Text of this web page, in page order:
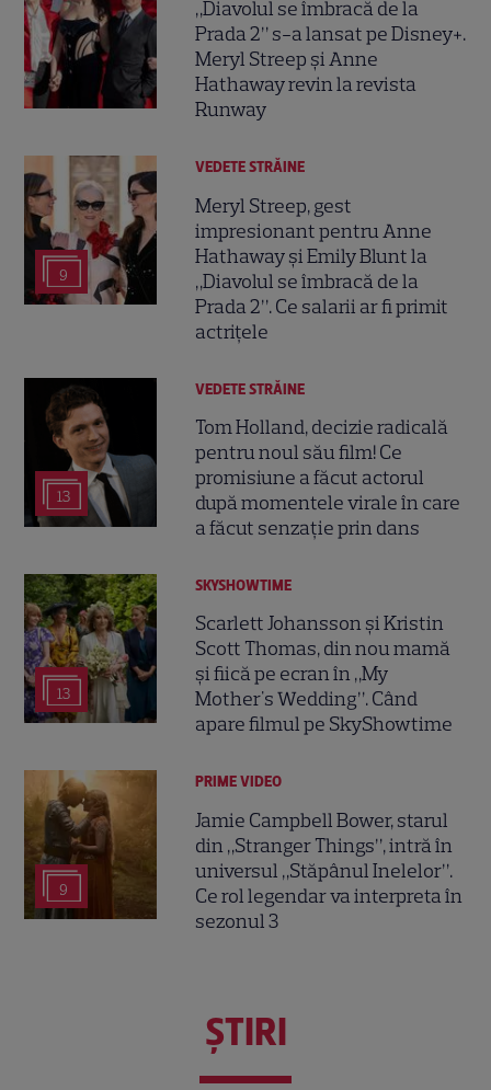
„Diavolul se îmbracă de la
Prada 2” s-a lansat pe Disney+.
Meryl Streep și Anne
Hathaway revin la revista
Runway
9
VEDETE STRĂINE
Meryl Streep, gest
impresionant pentru Anne
Hathaway și Emily Blunt la
„Diavolul se îmbracă de la
Prada 2”. Ce salarii ar fi primit
actrițele
13
VEDETE STRĂINE
Tom Holland, decizie radicală
pentru noul său film! Ce
promisiune a făcut actorul
după momentele virale în care
a făcut senzație prin dans
13
SKYSHOWTIME
Scarlett Johansson și Kristin
Scott Thomas, din nou mamă
și fiică pe ecran în „My
Mother's Wedding”. Când
apare filmul pe SkyShowtime
9
PRIME VIDEO
Jamie Campbell Bower, starul
din „Stranger Things”, intră în
universul „Stăpânul Inelelor”.
Ce rol legendar va interpreta în
sezonul 3
ŞTIRI